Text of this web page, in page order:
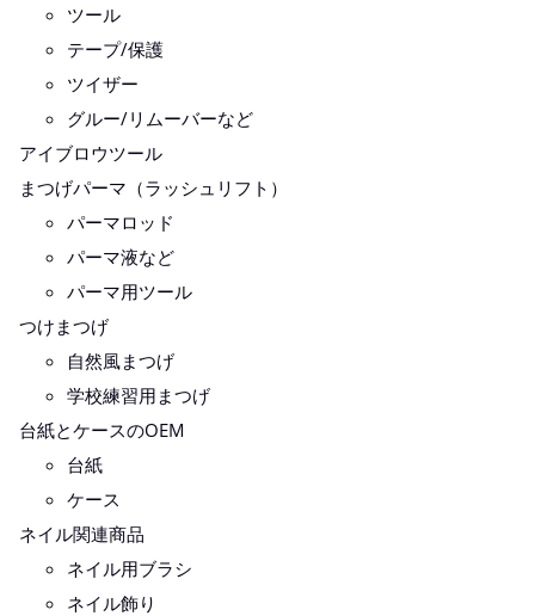
ツール
テープ/保護
ツイザー
グルー/リムーバーなど
アイブロウツール
まつげパーマ（ラッシュリフト）
パーマロッド
パーマ液など
パーマ用ツール
つけまつげ
自然風まつげ
学校練習用まつげ
台紙とケースのOEM
台紙
ケース
ネイル関連商品
ネイル用ブラシ
ネイル飾り